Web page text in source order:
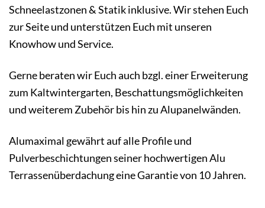
Schneelastzonen & Statik inklusive. Wir stehen Euch
zur Seite und unterstützen Euch mit unseren
Knowhow und Service.
Gerne beraten wir Euch auch bzgl. einer Erweiterung
zum Kaltwintergarten, Beschattungsmöglichkeiten
und weiterem Zubehör bis hin zu Alupanelwänden.
Alumaximal gewährt auf alle Profile und
Pulverbeschichtungen seiner hochwertigen Alu
Terrassenüberdachung eine Garantie von 10 Jahren.